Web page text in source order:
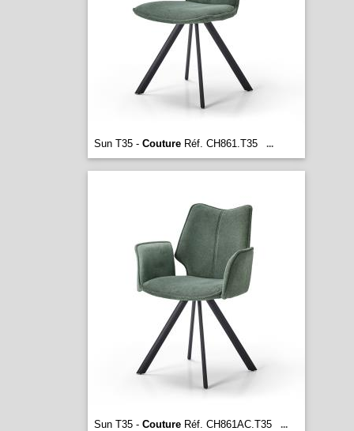
Sun T35 - CoutureRéf. CH861.T35 ...
Sun T35 - CoutureRéf. CH861AC.T35 ...